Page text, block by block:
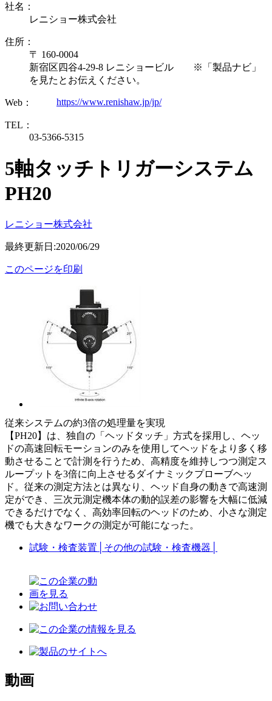
社名：
レニショー株式会社
住所：
〒 160-0004
新宿区四谷4-29-8 レニショービル ※「製品ナビ」
を見たとお伝えください。
Web： https://www.renishaw.jp/jp/
TEL：
03-5366-5315
5軸タッチトリガーシステム
PH20
レニショー株式会社
最終更新日:2020/06/29
このページを印刷
従来システムの約3倍の処理量を実現
【PH20】は、独自の「ヘッドタッチ」方式を採用し、ヘッ
ドの高速回転モーションのみを使用してヘッドをより多く移
動させることで計測を行うため、高精度を維持しつつ測定ス
ループットを3倍に向上させるダイナミックプローブヘッ
ド。従来の測定方法とは異なり、ヘッド自身の動きで高速測
定ができ、三次元測定機本体の動的誤差の影響を大幅に低減
できるだけでなく、高効率回転のヘッドのため、小さな測定
機でも大きなワークの測定が可能になった。
試験・検査装置 その他の試験・検査機器
動画